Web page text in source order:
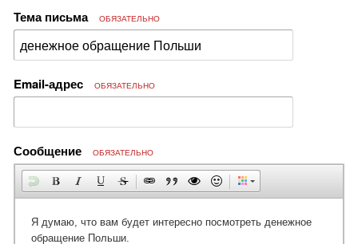
Тема письма ОБЯЗАТЕЛЬНО
Email-адрес ОБЯЗАТЕЛЬНО
Сообщение ОБЯЗАТЕЛЬНО